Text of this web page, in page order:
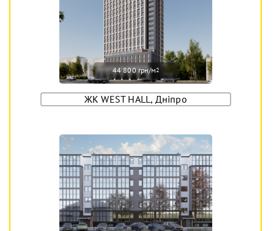
44 800 грн/м2
ЖК WEST HALL, Дніпро